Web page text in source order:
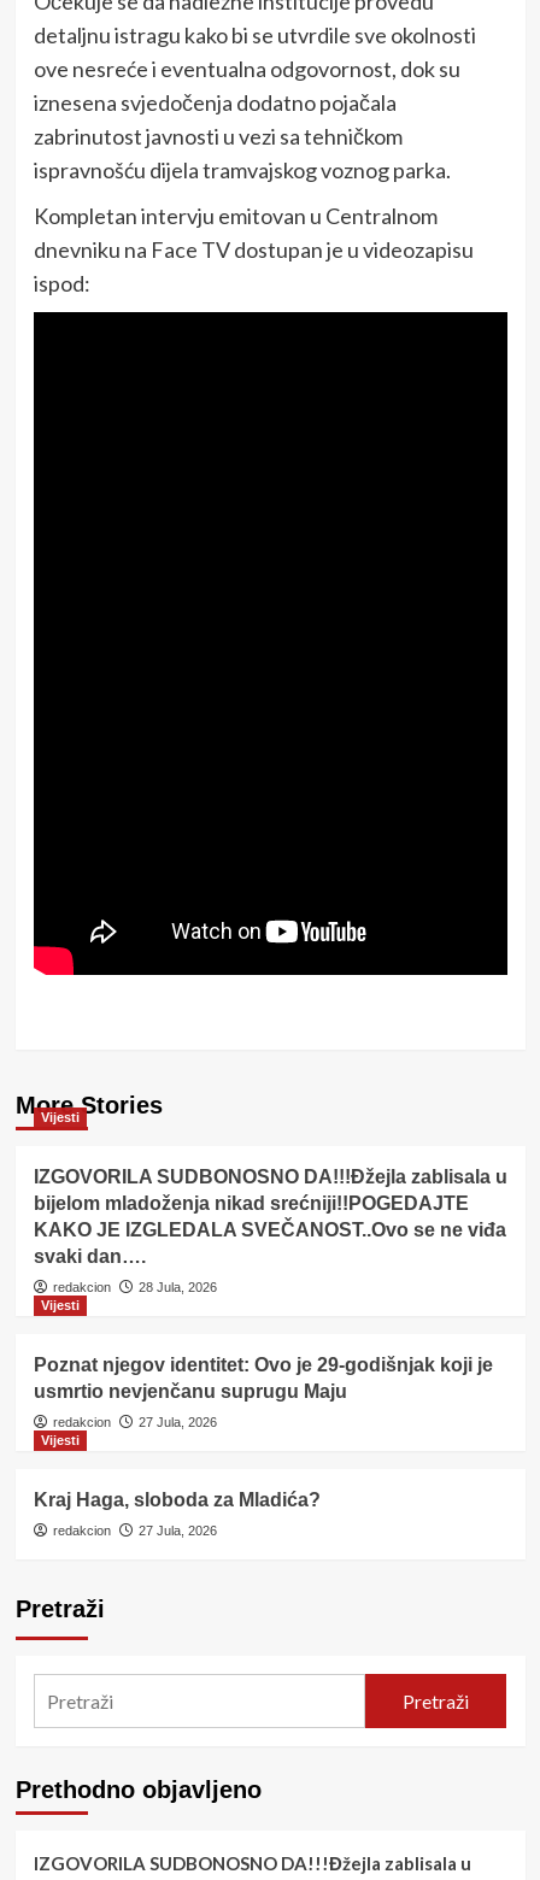
detaljnu istragu kako bi se utvrdile sve okolnosti
ove nesreće i eventualna odgovornost, dok su
iznesena svjedočenja dodatno pojačala
zabrinutost javnosti u vezi sa tehničkom
ispravnošću dijela tramvajskog voznog parka.
Kompletan intervju emitovan u Centralnom
dnevniku na Face TV dostupan je u videozapisu
ispod:
More Stories
Vijesti
IZGOVORILA SUDBONOSNO DA!!!Đžejla zablisala u
bijelom mladoženja nikad srećniji!!POGEDAJTE
KAKO JE IZGLEDALA SVEČANOST..Ovo se ne viđa
svaki dan….
redakcion
28 Jula, 2026
Vijesti
Poznat njegov identitet: Ovo je 29-godišnjak koji je
usmrtio nevjenčanu suprugu Maju
redakcion
27 Jula, 2026
Vijesti
Kraj Haga, sloboda za Mladića?
redakcion 27 Jula, 2026
Pretraži
Pretraži
Prethodno objavljeno
IZGOVORILA SUDBONOSNO DA!!!Đžejla zablisala u